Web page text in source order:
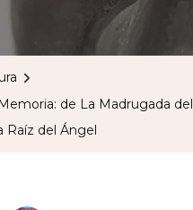
de La Madrugada del
Raíz del Ángel